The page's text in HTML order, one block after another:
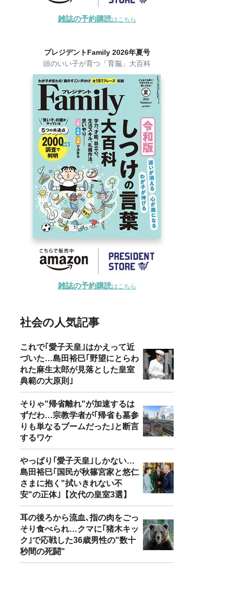
雑誌の予約購読はこちら
プレジデントFamily 2026年夏号
頭のいい子が育つ「育脳」大百科
雑誌の予約購読はこちら
社会の人気記事
これで｢愛子天皇｣はかえって近
づいた…島田裕巳｢野望にとらわ
れた麻生太郎が見落とした皇室
典範の大原則｣
そりゃ"帰省離れ"が加速するは
ずだわ…宗教学者が｢帰省も墓参
りも単なるブームだった｣と断言
するワケ
やっぱり｢愛子天皇｣しかない…
島田裕巳｢国民が秋篠宮家と悠仁
さまに抱く"拭いきれない不
安"の正体｣【次代の皇室3選】
耳の後ろから流血､指の肉をごっ
そり食べられ…クマに｢猪木キッ
ク｣で応戦した36歳男性の"数十
秒間の死闘"